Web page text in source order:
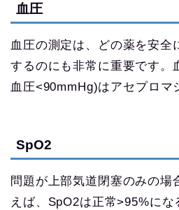
血圧
血圧の測定は、どの薬を安全
するのにも非常に重要です。
血圧<90mmHg)はアセプロマ
SpO2
問題が上部気道閉塞のみの場
えば、SpO2は正常>95%にな